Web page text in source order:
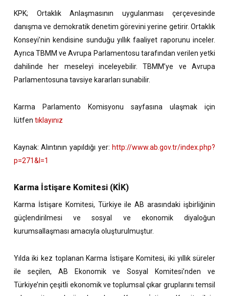
KPK; Ortaklık Anlaşmasının uygulanması çerçevesinde
danışma ve demokratik denetim görevini yerine getirir. Ortaklık
Konseyi’nin kendisine sunduğu yıllık faaliyet raporunu inceler.
Ayrıca TBMM ve Avrupa Parlamentosu tarafından verilen yetki
dahilinde her meseleyi inceleyebilir. TBMM’ye ve Avrupa
Parlamentosuna tavsiye kararları sunabilir.
Karma Parlamento Komisyonu sayfasına ulaşmak için
lütfen tıklayınız
Kaynak: Alıntının yapıldığı yer: http://www.ab.gov.tr/index.php?
p=271&l=1
Karma İstişare Komitesi (KİK)
Karma İstişare Komitesi, Türkiye ile AB arasındaki işbirliğinin
güçlendirilmesi ve sosyal ve ekonomik diyaloğun
kurumsallaşması amacıyla oluşturulmuştur.
Yılda iki kez toplanan Karma İstişare Komitesi, iki yıllık süreler
ile seçilen, AB Ekonomik ve Sosyal Komitesi’nden ve
Türkiye’nin çeşitli ekonomik ve toplumsal çıkar gruplarını temsil